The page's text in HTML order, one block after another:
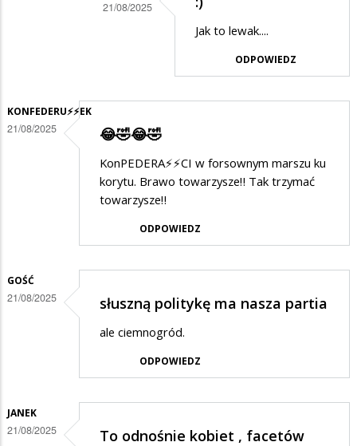
21/08/2025
SuwalakPatriota
w
odpowiedzi
na
:)
Jak to lewak....
ODPOWIEDZ
KONFEDERU⚡️⚡️EK
21/08/2025 😂🤣😂🤣
KonPEDERA⚡️⚡️CI w forsownym marszu ku
korytu. Brawo towarzysze‼️ Tak trzymać
towarzysze‼️
ODPOWIEDZ
GOŚĆ
21/08/2025 słuszną politykę ma nasza partia
ale ciemnogród.
ODPOWIEDZ
JANEK
21/08/2025
To odnośnie kobiet , facetów